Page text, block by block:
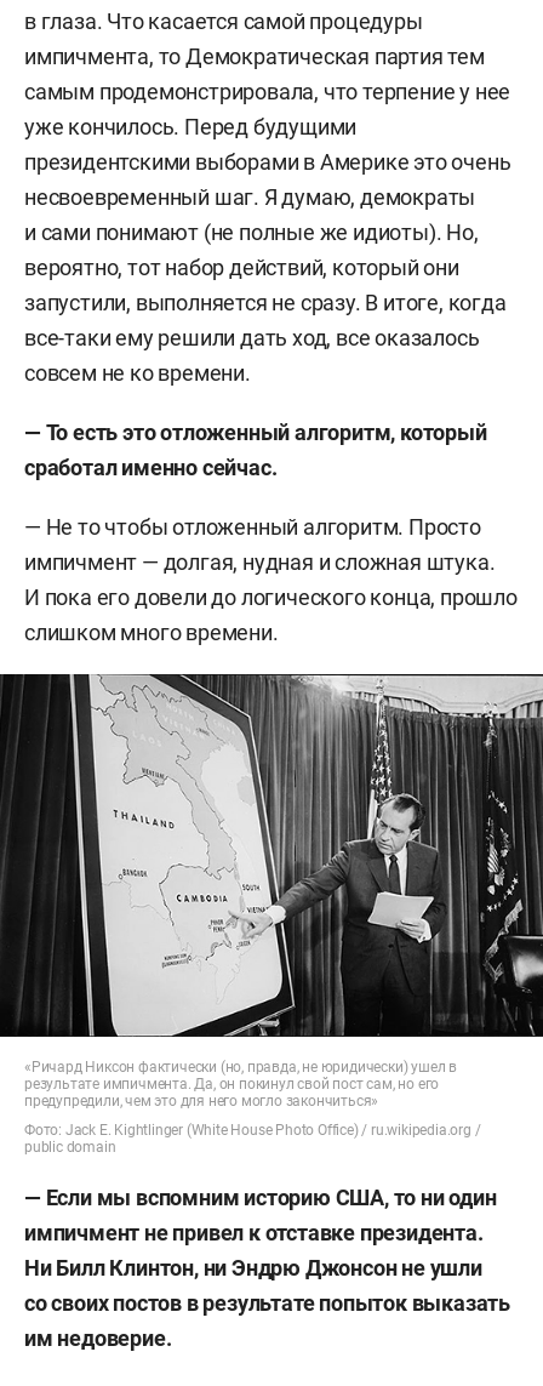
в глаза. Что касается самой процедуры
импичмента, то Демократическая партия тем
самым продемонстрировала, что терпение у нее
уже кончилось. Перед будущими
президентскими выборами в Америке это очень
несвоевременный шаг. Я думаю, демократы
и сами понимают (не полные же идиоты). Но,
вероятно, тот набор действий, который они
запустили, выполняется не сразу. В итоге, когда
все-таки ему решили дать ход, все оказалось
совсем не ко времени.
— То есть это отложенный алгоритм, который
сработал именно сейчас.
— Не то чтобы отложенный алгоритм. Просто
импичмент — долгая, нудная и сложная штука.
И пока его довели до логического конца, прошло
слишком много времени.
«Ричард Никсон фактически (но, правда, не юридически) ушел в
результате импичмента. Да, он покинул свой пост сам, но его
предупредили, чем это для него могло закончиться»
Фото: Jack E. Kightlinger (White House Photo Office) / ru.wikipedia.org /
public domain
— Если мы вспомним историю США, то ни один
импичмент не привел к отставке президента.
Ни Билл Клинтон, ни Эндрю Джонсон не ушли
со своих постов в результате попыток выказать
им недоверие.